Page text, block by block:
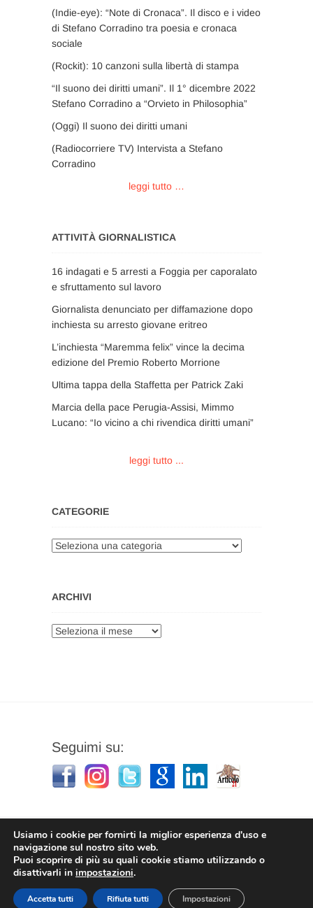
(Indie-eye): “Note di Cronaca”. Il disco e i video
di Stefano Corradino tra poesia e cronaca
sociale
(Rockit): 10 canzoni sulla libertà di stampa
“Il suono dei diritti umani”. Il 1° dicembre 2022
Stefano Corradino a “Orvieto in Philosophia”
(Oggi) Il suono dei diritti umani
(Radiocorriere TV) Intervista a Stefano
Corradino
leggi tutto …
ATTIVITÀ GIORNALISTICA
16 indagati e 5 arresti a Foggia per caporalato
e sfruttamento sul lavoro
Giornalista denunciato per diffamazione dopo
inchiesta su arresto giovane eritreo
L’inchiesta “Maremma felix” vince la decima
edizione del Premio Roberto Morrione
Ultima tappa della Staffetta per Patrick Zaki
Marcia della pace Perugia-Assisi, Mimmo
Lucano: “Io vicino a chi rivendica diritti umani”
leggi tutto ...
CATEGORIE
Categorie
ARCHIVI
Archivi
Seguimi su:
Stefano Corradino
Usiamo i cookie per fornirti la miglior esperienza d'uso e
navigazione sul nostro sito web.
Puoi scoprire di più su quali cookie stiamo utilizzando o
disattivarli in impostazioni.
Accetta tutti Rifiuta tutti Impostazioni